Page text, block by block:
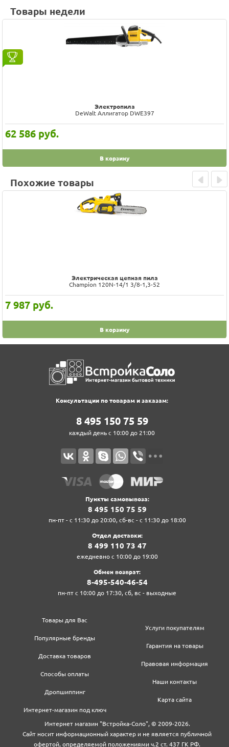
Товары недели
Электропила
DeWalt Аллигатор DWE397
62 586 руб.
В корзину
Похожие товары
Электрическая цепная пила
Champion 120N-14/1 3/8-1,3-52
7 987 руб.
В корзину
Prev Next
Консультации по товарам и заказам:
8‍ 4‍9‍5‍ 1‍5‍0‍ 7‍5‍ 5‍9‍
каждый день с 10:00 до 21:00
Пункты самовывоза:
8‍ 4‍9‍5‍ 1‍5‍0‍ 7‍5‍ 5‍9‍
пн-пт - с 11:30 до 20:00, сб-вс - с 11:30 до 18:00
Отдел доставки:
8‍ 4‍9‍9‍ 1‍1‍0‍ 7‍3‍ 4‍7‍
ежедневно с 10:00 до 19:00
Обмен возврат:
8‍-4‍9‍5‍-5‍4‍0‍-4‍6‍-5‍4‍
пн-пт с 10:00 до 17:30, сб, вс - выходные
Товары для Вас
Популярные бренды
Доставка товаров
Способы оплаты
Дропшиппинг
Интернет-магазин под ключ
Услуги покупателям
Гарантия на товары
Правовая информация
Наши контакты
Карта сайта
Интернет магазин "Встройка-Соло", © 2009-2026.
Сайт носит информационный характер и не является публичной
офертой, определяемой положениями ч.2 ст. 437 ГК РФ.